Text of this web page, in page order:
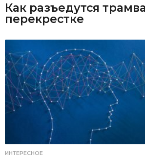
Как разъедутся
перекрестке
ИНТЕРЕСНОЕ